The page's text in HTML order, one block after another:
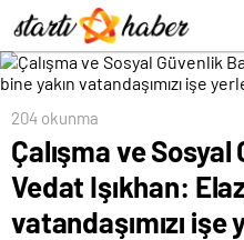
vatandaşımızı işe
204 okunma
Çalışma ve Sosyal
Vedat Işıkhan:
vatandaşımızı